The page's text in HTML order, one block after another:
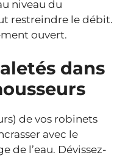
niveau du
restreindre le débit.
ouvert.
dans
de vos robinets
avec le
de l’eau. Dévissez-